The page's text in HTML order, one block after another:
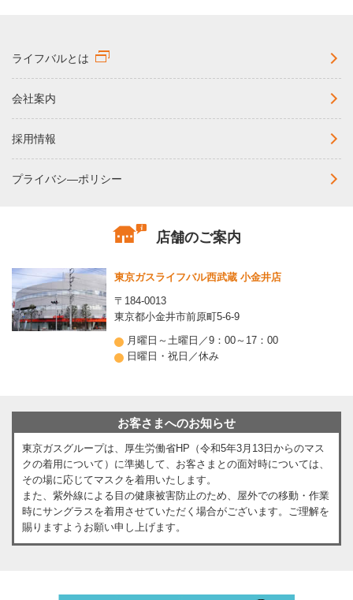
大切なお知らせ
お問い合わせ窓口 電話番号変更のお知らせ
2018/10/21
Pick Up
バル編）
ライフバルとは
会社案内
採用情報
プライバシ―ポリシー
店舗のご案内
東京ガスライフバル西武蔵 小金井店
〒184-0013
東京都小金井市前原町5-6-9
月曜日～土曜日／9：00～17：00
日曜日・祝日／休み
お客さまへのお知らせ
東京ガスグループは、厚生労働省HP（令和5年3月13日からのマス
クの着用について）に準拠して、お客さまとの面対時については、
その場に応じてマスクを着用いたします。
また、紫外線による目の健康被害防止のため、屋外での移動・作業
時にサングラスを着用させていただく場合がございます。ご理解を
賜りますようお願い申し上げます。